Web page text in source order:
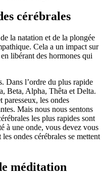
cérébrales
la natation et de la plongée
Cela a un impact sur
libérant des hormones qui
Dans l’ordre du plus rapide
Beta, Alpha, Thêta et Delta.
paresseux, les ondes
Mais nous nous sentons
les plus rapides sont
à une onde, vous devez vous
ondes cérébrales se mettent
méditation